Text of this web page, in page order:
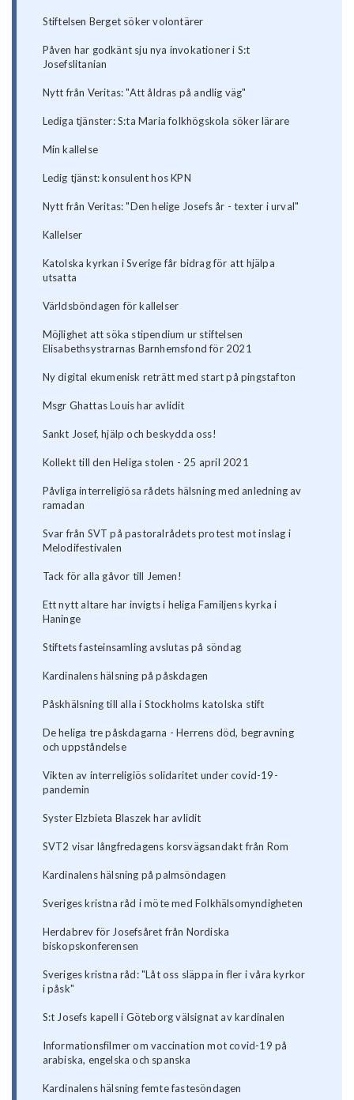
Stiftelsen Berget söker volontärer
Påven har godkänt sju nya invokationer i S:t
Josefslitanian
Nytt från Veritas: "Att åldras på andlig väg"
Lediga tjänster: S:ta Maria folkhögskola söker lärare
Min kallelse
Ledig tjänst: konsulent hos KPN
Nytt från Veritas: "Den helige Josefs år - texter i urval"
Kallelser
Katolska kyrkan i Sverige får bidrag för att hjälpa
utsatta
Världsböndagen för kallelser
Möjlighet att söka stipendium ur stiftelsen
Elisabethsystrarnas Barnhemsfond för 2021
Ny digital ekumenisk reträtt med start på pingstafton
Msgr Ghattas Louis har avlidit
Sankt Josef, hjälp och beskydda oss!
Kollekt till den Heliga stolen - 25 april 2021
Påvliga interreligiösa rådets hälsning med anledning av
ramadan
Svar från SVT på pastoralrådets protest mot inslag i
Melodifestivalen
Tack för alla gåvor till Jemen!
Ett nytt altare har invigts i heliga Familjens kyrka i
Haninge
Stiftets fasteinsamling avslutas på söndag
Kardinalens hälsning på påskdagen
Påskhälsning till alla i Stockholms katolska stift
De heliga tre påskdagarna - Herrens död, begravning
och uppståndelse
Vikten av interreligiös solidaritet under covid-19-
pandemin
Syster Elzbieta Blaszek har avlidit
SVT2 visar långfredagens korsvägsandakt från Rom
Kardinalens hälsning på palmsöndagen
Sveriges kristna råd i möte med Folkhälsomyndigheten
Herdabrev för Josefsåret från Nordiska
biskopskonferensen
Sveriges kristna råd: "Låt oss släppa in fler i våra kyrkor
i påsk"
S:t Josefs kapell i Göteborg välsignat av kardinalen
Informationsfilmer om vaccination mot covid-19 på
arabiska, engelska och spanska
Kardinalens hälsning femte fastesöndagen